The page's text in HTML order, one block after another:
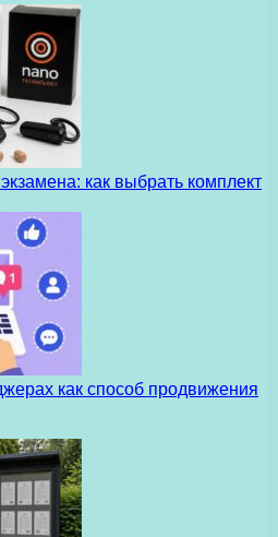
как выбрать комплект
как способ продвижения